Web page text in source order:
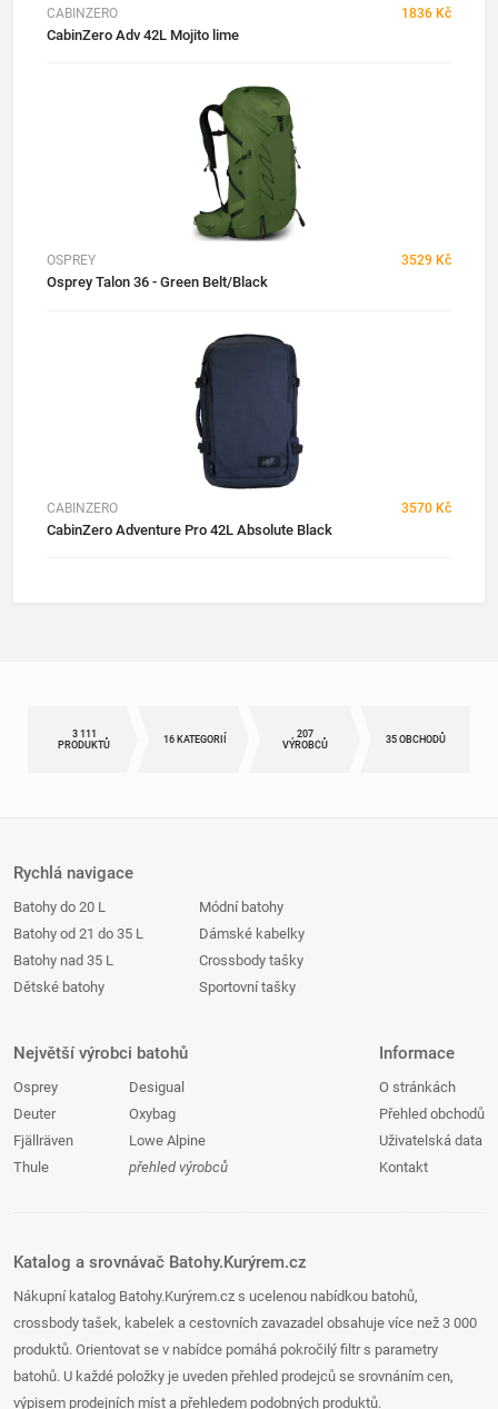
CABINZERO 1836 Kč
CabinZero Adv 42L Mojito lime
OSPREY 3529 Kč
Osprey Talon 36 - Green Belt/Black
CABINZERO 3570 Kč
CabinZero Adventure Pro 42L Absolute Black
3 111
PRODUKTŮ
16 KATEGORIÍ
207
VÝROBCŮ
35 OBCHODŮ
Rychlá navigace
Batohy do 20 L
Batohy od 21 do 35 L
Batohy nad 35 L
Dětské batohy
Módní batohy
Dámské kabelky
Crossbody tašky
Sportovní tašky
Největší výrobci batohů
Osprey
Deuter
Fjällräven
Thule
Desigual
Oxybag
Lowe Alpine
přehled výrobců
Informace
O stránkách
Přehled obchodů
Uživatelská data
Kontakt
Katalog a srovnávač Batohy.Kurýrem.cz
Nákupní katalog Batohy.Kurýrem.cz s ucelenou nabídkou batohů,
crossbody tašek, kabelek a cestovních zavazadel obsahuje více než 3 000
produktů. Orientovat se v nabídce pomáhá pokročilý filtr s parametry
batohů. U každé položky je uveden přehled prodejců se srovnáním cen,
výpisem prodejních míst a přehledem podobných produktů.